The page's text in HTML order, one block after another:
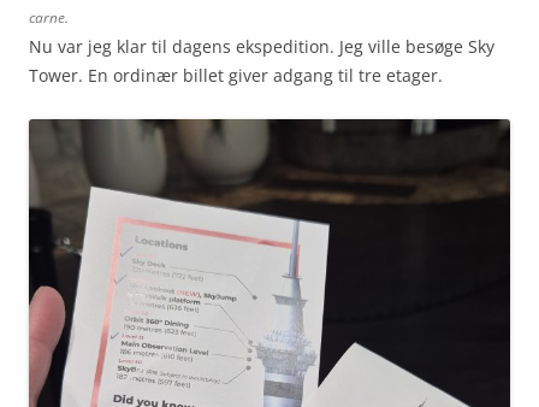
carne.
Nu var jeg klar til dagens ekspedition. Jeg ville besøge Sky
Tower. En ordinær billet giver adgang til tre etager.